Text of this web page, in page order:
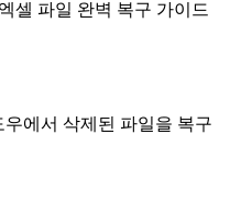
셀 파일 완벽 복구 가이드
에서 삭제된 파일을 복구